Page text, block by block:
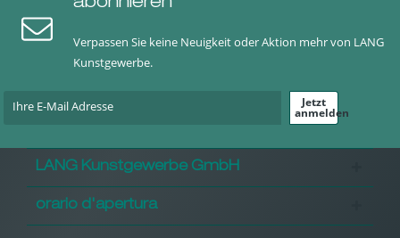
abonnieren
Verpassen Sie keine Neuigkeit oder Aktion mehr von LANG
Kunstgewerbe.
Jetzt
anmelden
LANG Kunstgewerbe GmbH
orario d'apertura